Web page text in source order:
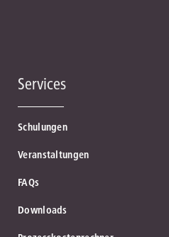
Services
Schulungen
Veranstaltungen
FAQs
Downloads